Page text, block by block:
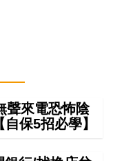
聲來電恐怖陰
保5招必學】